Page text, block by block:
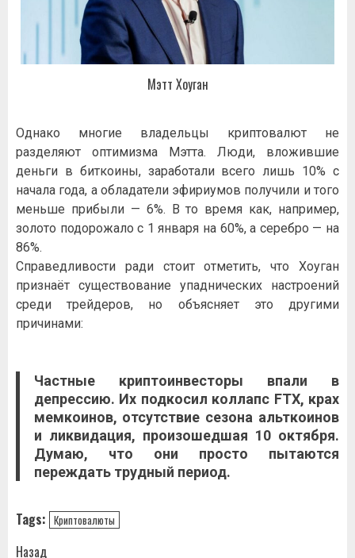
Мэтт Хоуган
Однако многие владельцы криптовалют не
разделяют оптимизма Мэтта. Люди, вложившие
деньги в биткоины, заработали всего лишь 10% с
начала года, а обладатели эфириумов получили и того
меньше прибыли — 6%. В то время как, например,
золото подорожало с 1 января на 60%, а серебро — на
86%.
Справедливости ради стоит отметить, что Хоуган
признаёт существование упаднических настроений
среди трейдеров, но объясняет это другими
причинами:
Частные криптоинвесторы впали в
депрессию. Их подкосил коллапс FTX, крах
мемкоинов, отсутствие сезона альткоинов
и ликвидация, произошедшая 10 октября.
Думаю, что они просто пытаются
переждать трудный период.
Tags: Криптовалюты
Назад